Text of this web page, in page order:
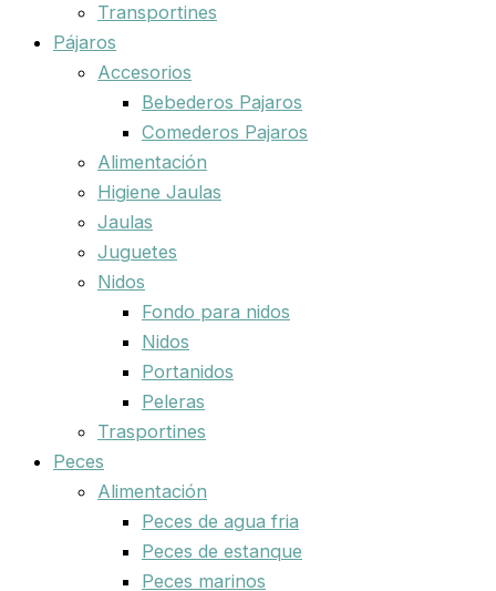
Transportines
Pájaros
Accesorios
Bebederos Pajaros
Comederos Pajaros
Alimentación
Higiene Jaulas
Jaulas
Juguetes
Nidos
Fondo para nidos
Nidos
Portanidos
Peleras
Trasportines
Peces
Alimentación
Peces de agua fria
Peces de estanque
Peces marinos